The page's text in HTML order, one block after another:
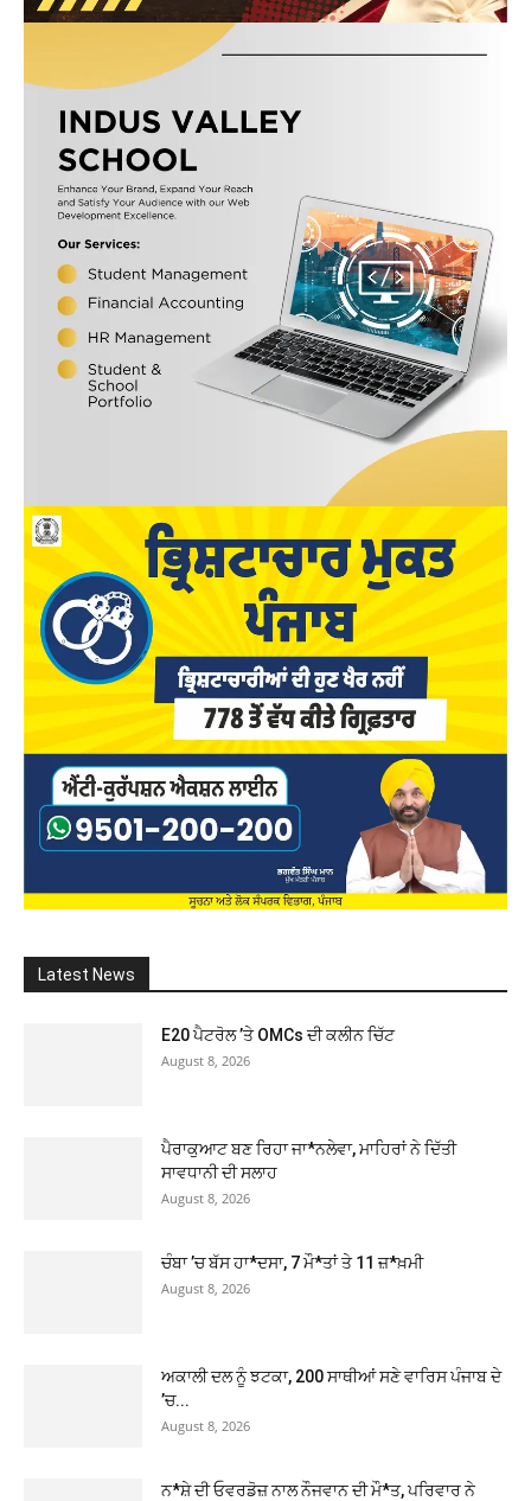
Latest News
E20 ਪੈਟਰੋਲ ’ਤੇ OMCs ਦੀ ਕਲੀਨ ਚਿੱਟ
August 8, 2026
ਪੈਰਾਕੁਆਟ ਬਣ ਰਿਹਾ ਜਾ*ਨਲੇਵਾ, ਮਾਹਿਰਾਂ ਨੇ ਦਿੱਤੀ
ਸਾਵਧਾਨੀ ਦੀ ਸਲਾਹ
August 8, 2026
ਚੰਬਾ ’ਚ ਬੱਸ ਹਾ*ਦਸਾ, 7 ਮੌ*ਤਾਂ ਤੇ 11 ਜ਼*ਖ਼ਮੀ
August 8, 2026
ਅਕਾਲੀ ਦਲ ਨੂੰ ਝਟਕਾ, 200 ਸਾਥੀਆਂ ਸਣੇ ਵਾਰਿਸ ਪੰਜਾਬ ਦੇ
’ਚ...
August 8, 2026
ਨ*ਸ਼ੇ ਦੀ ਓਵਰਡੋਜ਼ ਨਾਲ ਨੌਜਵਾਨ ਦੀ ਮੌ*ਤ, ਪਰਿਵਾਰ ਨੇ